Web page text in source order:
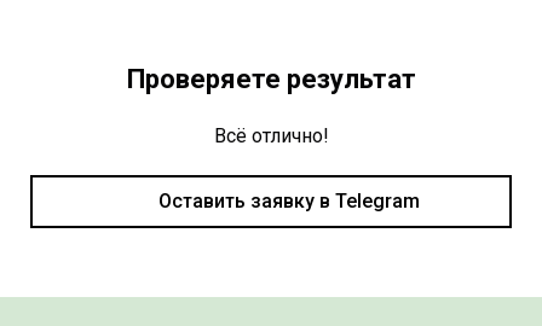
Проверяете результат
Всё отлично!
Оставить заявку в Telegram